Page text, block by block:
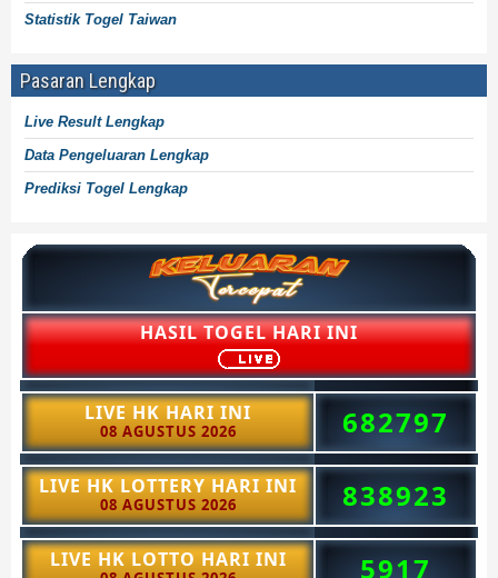
Statistik Togel Taiwan
Pasaran Lengkap
Live Result Lengkap
Data Pengeluaran Lengkap
Prediksi Togel Lengkap